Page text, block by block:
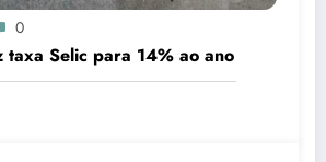
0
taxa Selic para 14% ao ano